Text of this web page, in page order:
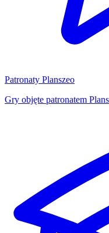
Patronaty Planszeo
Gry objęte patronatem